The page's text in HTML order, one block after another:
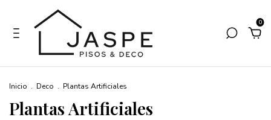
0
Inicio . Deco . Plantas Artificiales
Plantas Artificiales